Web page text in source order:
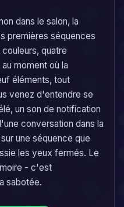
dans le salon, la
premières séquences
quatre
moment où la
éléments, tout
venez d'entendre se
un son de notification
conversation dans la
une séquence que
les yeux fermés. Le
- c'est
sabotée.